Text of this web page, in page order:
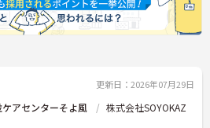
境など、ワークライフバ
期的なキャリア形成を目
大切にする企業」を体現
ームワーク】
種を超えた情報共有を徹
更新日：2026年07月29日
アセンターそよ風
株式会社SOYOKAZ